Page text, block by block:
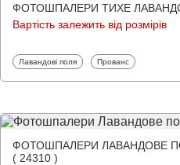
ФОТОШПАЛЕРИ ТИХЕ
Вартість залежить від розмірів
Фотошпалери
Лавандові поля Фотошпалери
Прованс
ФОТОШПАЛЕРИ ЛАВАНДОВЕ
( 24310 )